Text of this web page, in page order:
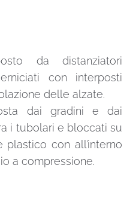
da distanziatori
con interposti
delle alzate.
dai gradini e dai
i tubolari e bloccati su
con all’interno
a compressione.